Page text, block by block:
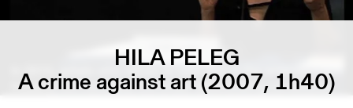
FR/EN
HILA PELEG
A crime against art (2007, 1h40)